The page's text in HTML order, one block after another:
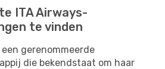
ITA Airways-
te vinden
een gerenommeerde
die bekendstaat om haar